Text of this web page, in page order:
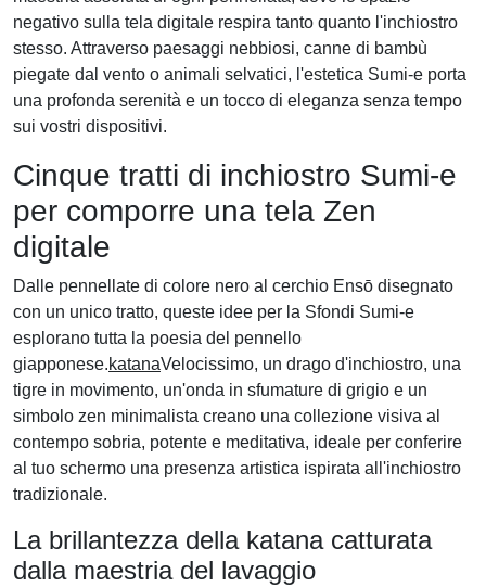
negativo sulla tela digitale respira tanto quanto l'inchiostro
stesso. Attraverso paesaggi nebbiosi, canne di bambù
piegate dal vento o animali selvatici, l'estetica Sumi-e porta
una profonda serenità e un tocco di eleganza senza tempo
sui vostri dispositivi.
Cinque tratti di inchiostro Sumi-e
per comporre una tela Zen
digitale
Dalle pennellate di colore nero al cerchio Ensō disegnato
con un unico tratto, queste idee per la Sfondi Sumi-e
esplorano tutta la poesia del pennello
giapponese.katanaVelocissimo, un drago d'inchiostro, una
tigre in movimento, un'onda in sfumature di grigio e un
simbolo zen minimalista creano una collezione visiva al
contempo sobria, potente e meditativa, ideale per conferire
al tuo schermo una presenza artistica ispirata all'inchiostro
tradizionale.
La brillantezza della katana catturata
dalla maestria del lavaggio